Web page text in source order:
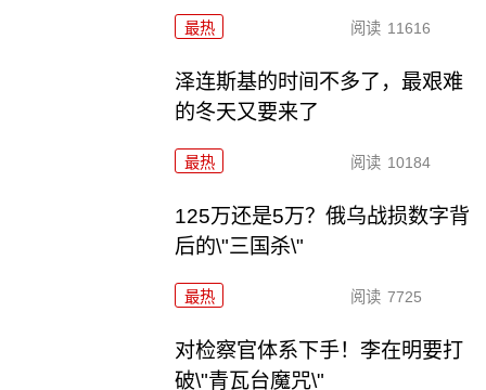
最热 阅读 11616
泽连斯基的时间不多了，最艰难
的冬天又要来了
最热 阅读 10184
125万还是5万？俄乌战损数字背
后的\"三国杀\"
最热 阅读 7725
对检察官体系下手！李在明要打
破\"青瓦台魔咒\"